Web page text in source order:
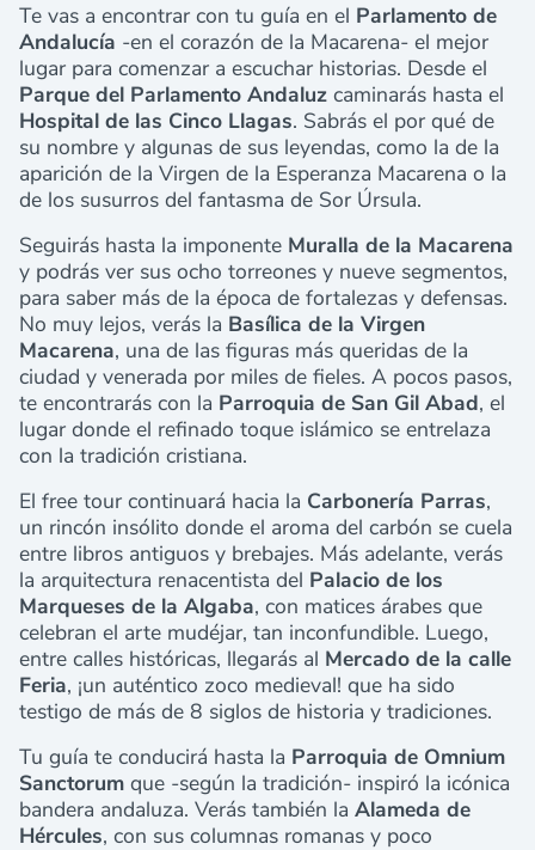
Te vas a encontrar con tu guía en el Parlamento de
Andalucía -en el corazón de la Macarena- el mejor
lugar para comenzar a escuchar historias. Desde el
Parque del Parlamento Andaluz caminarás hasta el
Hospital de las Cinco Llagas. Sabrás el por qué de
su nombre y algunas de sus leyendas, como la de la
aparición de la Virgen de la Esperanza Macarena o la
de los susurros del fantasma de Sor Úrsula.
Seguirás hasta la imponente Muralla de la Macarena
y podrás ver sus ocho torreones y nueve segmentos,
para saber más de la época de fortalezas y defensas.
No muy lejos, verás la Basílica de la Virgen
Macarena, una de las figuras más queridas de la
ciudad y venerada por miles de fieles. A pocos pasos,
te encontrarás con la Parroquia de San Gil Abad, el
lugar donde el refinado toque islámico se entrelaza
con la tradición cristiana.
El free tour continuará hacia la Carbonería Parras,
un rincón insólito donde el aroma del carbón se cuela
entre libros antiguos y brebajes. Más adelante, verás
la arquitectura renacentista del Palacio de los
Marqueses de la Algaba, con matices árabes que
celebran el arte mudéjar, tan inconfundible. Luego,
entre calles históricas, llegarás al Mercado de la calle
Feria, ¡un auténtico zoco medieval! que ha sido
testigo de más de 8 siglos de historia y tradiciones.
Tu guía te conducirá hasta la Parroquia de Omnium
Sanctorum que -según la tradición- inspiró la icónica
bandera andaluza. Verás también la Alameda de
Hércules, con sus columnas romanas y poco